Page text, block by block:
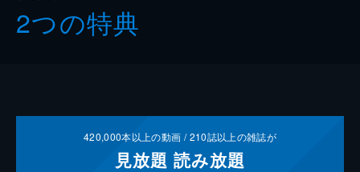
2つの特典
420,000本以上の動画 /210誌以上の雑誌が
見放題 読み放題